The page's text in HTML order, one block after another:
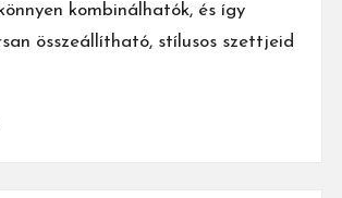
kombinálhatók, és így
összeállítható, stílusos szettjeid